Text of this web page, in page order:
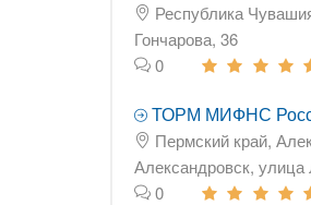
Республика
Гончарова, 36
0
ТОРМ МИФНС
Пермский край,
Александровск, улица
0